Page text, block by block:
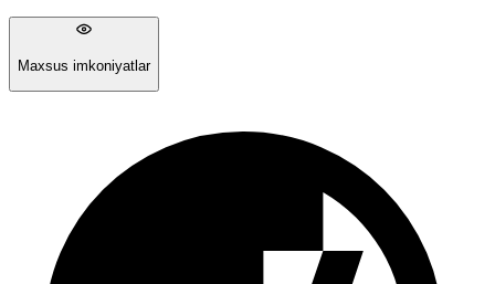
Maxsus imkoniyatlar